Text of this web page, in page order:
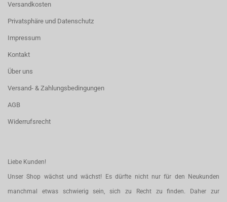
Versandkosten
Privatsphäre und Datenschutz
Impressum
Kontakt
Über uns
Versand- & Zahlungsbedingungen
AGB
Widerrufsrecht
Liebe Kunden!
Unser Shop wächst und wächst! Es dürfte nicht nur für den Neukunden
manchmal etwas schwierig sein, sich zu Recht zu finden. Daher zur